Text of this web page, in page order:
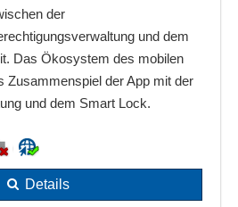
der
und dem
Das Ökosystem des mobilen
Zusammenspiel der App mit der
und dem Smart Lock.
Details